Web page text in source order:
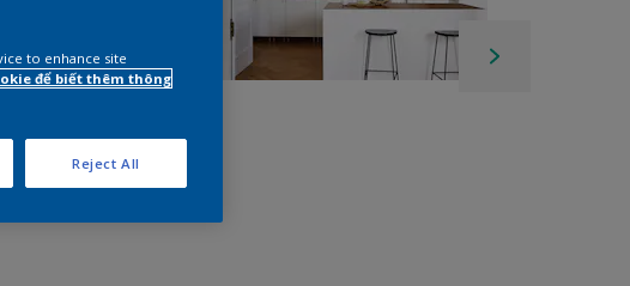
to enhance site
để biết thêm thông
Reject All